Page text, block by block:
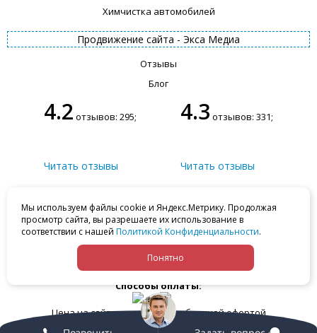
Химчистка автомобилей
Продвижение сайта - Экса Медиа
Отзывы
Блог
4.2 отзывов: 295;
Читать отзывы
4.3 отзывов: 331;
Читать отзывы
Ваши замечания
+7 (812) 502-70-03 Сервис
+7 (812) 502-70-03
Мойка +7 (812) 502-70-03
Отдел запчастей
+7 (812) 502-70-03
Способы оплаты:
Цена на сайте не является публичной офертой
Мы используем файлы cookie и Яндекс.Метрику. Продолжая
просмотр сайта, вы разрешаете их использование в
соответствии с нашей Политикой Конфиденциальности.
Понятно